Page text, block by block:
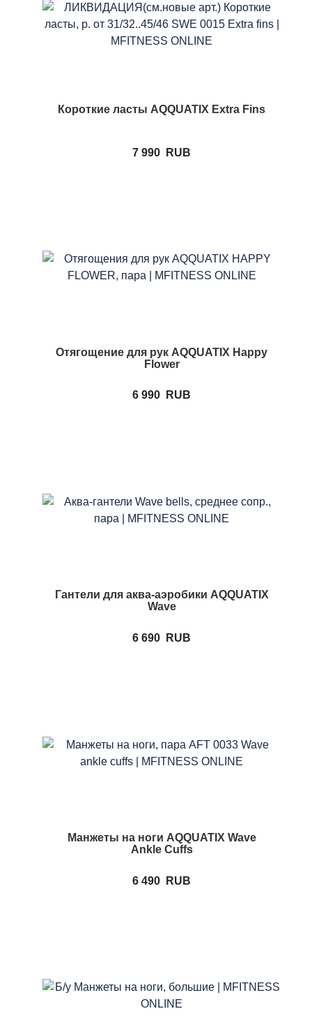
Короткие ласты AQQUATIX Extra Fins
7 990 RUB
Отягощение для рук AQQUATIX Happy
Flower
6 990 RUB
Гантели для аква-аэробики AQQUATIX
Wave
6 690 RUB
Манжеты на ноги AQQUATIX Wave
Ankle Cuffs
6 490 RUB